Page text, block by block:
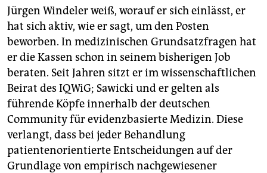
Jürgen Windeler weiß, worauf er sich einlässt, er
hat sich aktiv, wie er sagt, um den Posten
beworben. In medizinischen Grundsatzfragen hat
er die Kassen schon in seinem bisherigen Job
beraten. Seit Jahren sitzt er im wissenschaftlichen
Beirat des IQWiG; Sawicki und er gelten als
führende Köpfe innerhalb der deutschen
Community für evidenzbasierte Medizin. Diese
verlangt, dass bei jeder Behandlung
patientenorientierte Entscheidungen auf der
Grundlage von empirisch nachgewiesener